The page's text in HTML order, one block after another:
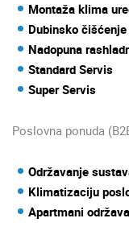
Montaža klima
Dubinsko
Nadopuna
Standard Servis
Super Servis
Poslovna ponuda
Održavanje
Klimatizaciju
Apartmani